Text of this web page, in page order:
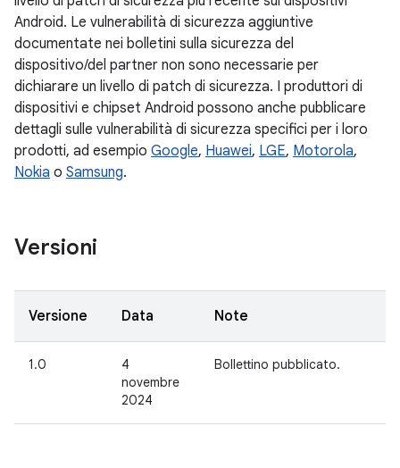
Android. Le vulnerabilità di sicurezza aggiuntive
documentate nei bolletini sulla sicurezza del
dispositivo/del partner non sono necessarie per
dichiarare un livello di patch di sicurezza. I produttori di
dispositivi e chipset Android possono anche pubblicare
dettagli sulle vulnerabilità di sicurezza specifici per i loro
prodotti, ad esempio Google, Huawei, LGE, Motorola,
Nokia o Samsung.
Versioni
Versione Data Note
1.0
4
novembre
2024
Bollettino pubblicato.